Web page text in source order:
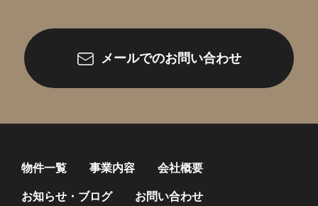
メールでのお問い合わせ
物件一覧 事業内容 会社概要
お知らせ・ブログ お問い合わせ